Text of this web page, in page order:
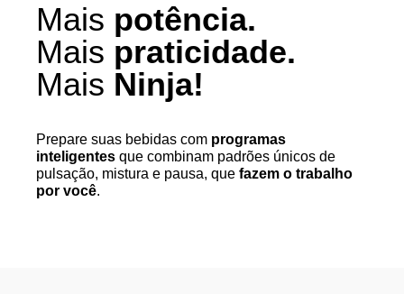
Mais potência.
Mais praticidade.
Mais Ninja!
Prepare suas bebidas com programas
inteligentes que combinam padrões únicos de
pulsação, mistura e pausa, que fazem o trabalho
por você.